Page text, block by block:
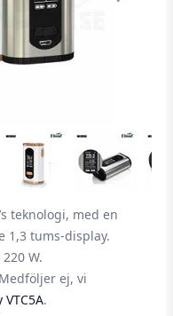
teknologi, med en
1,3 tums-display.
W.
ej, vi
VTC5A.